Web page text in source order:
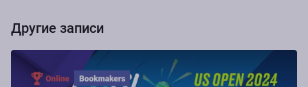
Другие записи